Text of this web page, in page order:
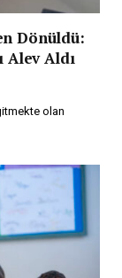
Dönüldü:
Alev Aldı
olan